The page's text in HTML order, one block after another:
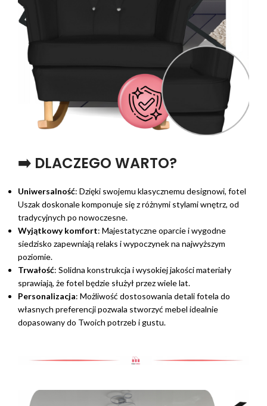
➡️ DLACZEGO WARTO?
Uniwersalność: Dzięki swojemu klasycznemu designowi, fotel
Uszak doskonale komponuje się z różnymi stylami wnętrz, od
tradycyjnych po nowoczesne.
Wyjątkowy komfort: Majestatyczne oparcie i wygodne
siedzisko zapewniają relaks i wypoczynek na najwyższym
poziomie.
Trwałość: Solidna konstrukcja i wysokiej jakości materiały
sprawiają, że fotel będzie służył przez wiele lat.
Personalizacja: Możliwość dostosowania detali fotela do
własnych preferencji pozwala stworzyć mebel idealnie
dopasowany do Twoich potrzeb i gustu.